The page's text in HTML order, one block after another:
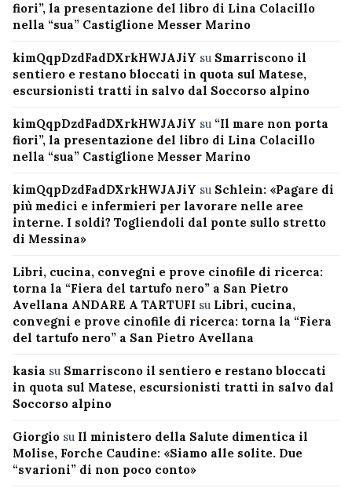
fiori”, la presentazione del libro di Lina Colacillo
nella “sua” Castiglione Messer Marino
kimQqpDzdFadDXrkHWJAJiY su Smarriscono il
sentiero e restano bloccati in quota sul Matese,
escursionisti tratti in salvo dal Soccorso alpino
kimQqpDzdFadDXrkHWJAJiY su “Il mare non porta
fiori”, la presentazione del libro di Lina Colacillo
nella “sua” Castiglione Messer Marino
kimQqpDzdFadDXrkHWJAJiY su Schlein: «Pagare di
più medici e infermieri per lavorare nelle aree
interne. I soldi? Togliendoli dal ponte sullo stretto
di Messina»
Libri, cucina, convegni e prove cinofile di ricerca:
torna la “Fiera del tartufo nero” a San Pietro
Avellana ANDARE A TARTUFI su Libri, cucina,
convegni e prove cinofile di ricerca: torna la “Fiera
del tartufo nero” a San Pietro Avellana
kasia su Smarriscono il sentiero e restano bloccati
in quota sul Matese, escursionisti tratti in salvo dal
Soccorso alpino
Giorgio su Il ministero della Salute dimentica il
Molise, Forche Caudine: «Siamo alle solite. Due
“svarioni” di non poco conto»